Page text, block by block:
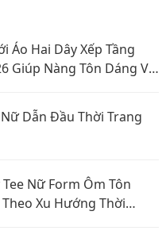
Áo Hai Dây Xếp Tầng
Giúp Nàng Tôn Dáng Và
Dẫn Đầu Thời Trang
Nữ Form Ôm Tôn
Xu Hướng Thời